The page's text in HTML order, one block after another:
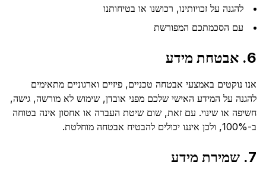
להגנה על זכויותינו, רכושנו או בטיחותנו
עם הסכמתכם המפורשת
6. אבטחת מידע
אנו נוקטים באמצעי אבטחה טכניים, פיזיים וארגוניים מתאימים
להגנה על המידע האישי שלכם מפני אובדן, שימוש לא מורשה, גישה,
חשיפה או שינוי. עם זאת, שום שיטת העברה או אחסון אינה בטוחה
ב-100%, ולכן איננו יכולים להבטיח אבטחה מוחלטת.
7. שמירת מידע